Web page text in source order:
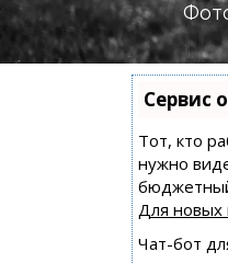
Сервис
Тот, кто
нужно
Для новых
Чат-бот